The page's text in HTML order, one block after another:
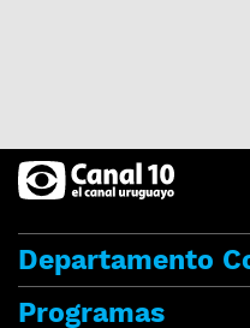
Departamento
Programas